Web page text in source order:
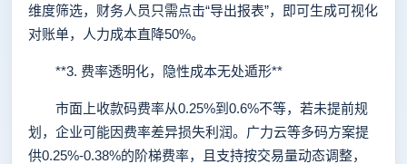
维度筛选，财务人员只需点击“导出报表”，即可生成可视化
对账单，人力成本直降50%。
**3. 费率透明化，隐性成本无处遁形**
市面上收款码费率从0.25%到0.6%不等，若未提前规
划，企业可能因费率差异损失利润。广力云等多码方案提
供0.25%-0.38%的阶梯费率，且支持按交易量动态调整，